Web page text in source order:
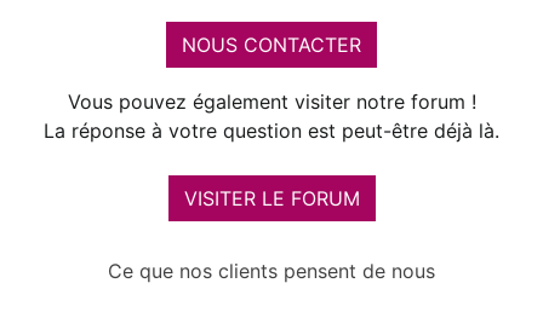
NOUS CONTACTER
Vous pouvez également visiter notre forum !
La réponse à votre question est peut-être déjà là.
VISITER LE FORUM
Ce que nos clients pensent de nous